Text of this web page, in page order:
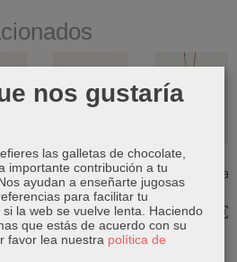
€
PDPAOLA
Pendientes La
Bamba Gold...
99,00 €
PDPAOLA
Collar Talisman
Gold...
115,00 €
nos gustaría
las galletas de chocolate,
importante contribución a tu
ayudan a enseñarte jugosas
para facilitar tu
la web se vuelve lenta. Haciendo
que estás de acuerdo con su
favor lea nuestra política de